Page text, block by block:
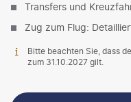
Transfers und
Zug zum Flug:
Bitte beachten Sie, dass
zum 31.10.2027 gilt.